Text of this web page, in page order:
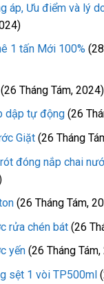
áp, Ưu điểm và lý
1 tấn Mới 100%
(26 Tháng Tám, 2024)
dập tự động (26
Giặt (26 Tháng
đóng nắp chai
(26 Tháng Tám,
rửa chén bát (26
yến (26 Tháng
sệt 1 vòi TP500ml